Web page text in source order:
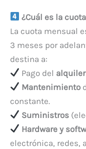
¿Cuál es la
La cuota mensual
3 meses por
destina a:
Pago del alquiler
Mantenimiento
constante.
Suministros
Hardware y
electrónica, redes,